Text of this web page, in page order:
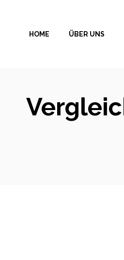
springenHOME ÜBER UNS